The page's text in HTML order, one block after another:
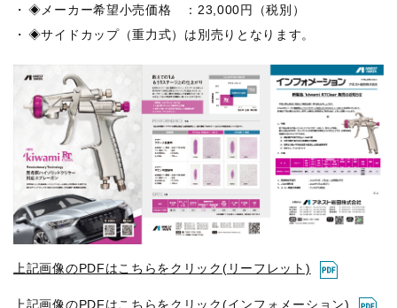
◈メーカー希望小売価格 ：23,000円（税別）
◈サイドカップ（重力式）は別売りとなります。
上記画像のPDFはこちらをクリック(リーフレット)
上記画像のPDFはこちらをクリック(インフォメーション)